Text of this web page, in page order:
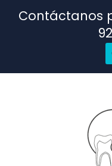
Contáctanos